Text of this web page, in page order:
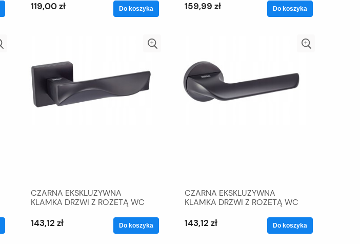
119,00 zł Do koszyka 159,99 zł Do koszyka
CZARNA EKSKLUZYWNA
KLAMKA DRZWI Z ROZETĄ WC
143,12 zł Do koszyka
CZARNA EKSKLUZYWNA
KLAMKA DRZWI Z ROZETĄ WC
143,12 zł Do koszyka